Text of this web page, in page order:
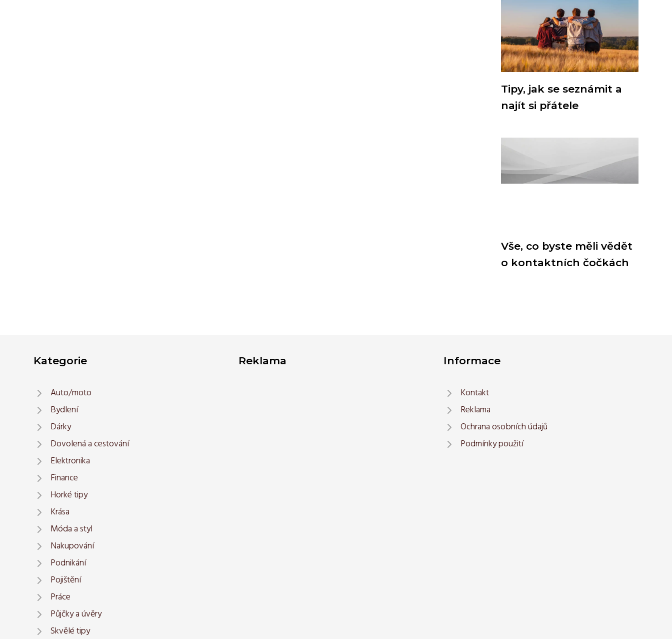
Tipy, jak se seznámit a
najít si přátele
Vše, co byste měli vědět
o kontaktních čočkách
Kategorie
Auto/moto
Bydlení
Dárky
Dovolená a cestování
Elektronika
Finance
Horké tipy
Krása
Móda a styl
Nakupování
Podnikání
Pojištění
Práce
Půjčky a úvěry
Skvělé tipy
Reklama Informace
Kontakt
Reklama
Ochrana osobních údajů
Podmínky použití